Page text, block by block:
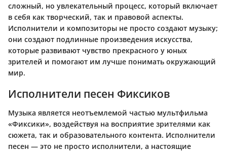
сложный, но увлекательный процесс, который включает
в себя как творческий, так и правовой аспекты.
Исполнители и композиторы не просто создают музыку;
они создают подлинные произведения искусства,
которые развивают чувство прекрасного у юных
зрителей и помогают им лучше понимать окружающий
мир.
Исполнители песен Фиксиков
Музыка является неотъемлемой частью мультфильма
«Фиксики», воздействуя на восприятие зрителями как
сюжета, так и образовательного контента. Исполнители
песен — это не просто исполнители, а настоящие